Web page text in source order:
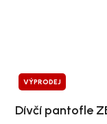
VÝPRODEJ
Dívčí pantofle